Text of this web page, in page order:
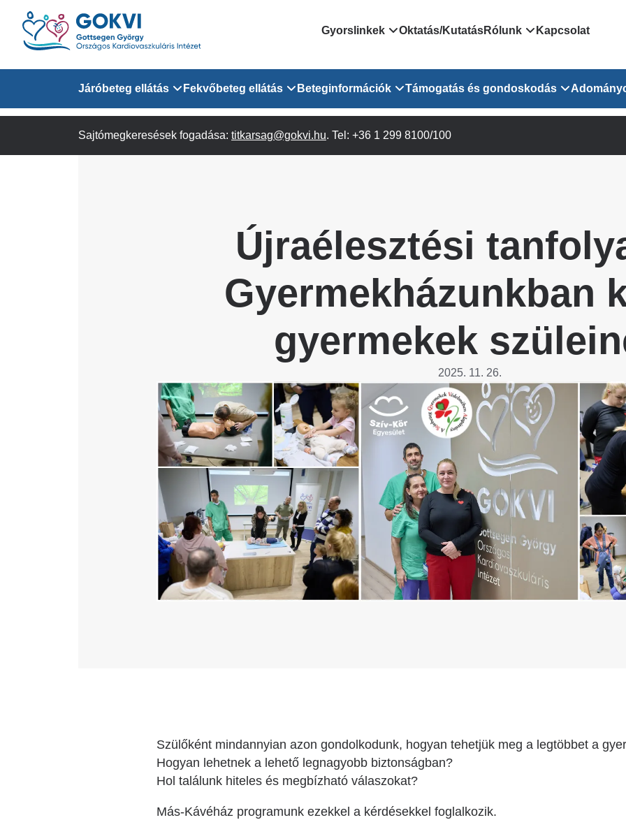
Ugrás
tartalomra
Domain
menu
for
GOKVI
Gyorslinkek
Országos Online Várólista
EESZT - Egészségablak
Egységes alapellátási ügyeleti
rendszer
Háziorvosi körzetek Pest
vármegyére vonatkozóan
Patika ügyeleti link Pest
vármegyére vonatkozóan
Egészségértés
Nemzeti szívinfarktus regiszter
Oktatás/KutatásRólunk
Rendezvényeink
Közérdekű adatok
Kapcsolat
Domain
menu
Járóbeteg ellátás
Járóbeteg Információk
Fekvőbeteg ellátás
Felnőtt Kardiológiai Osztály
Felnőtt Kardiovaszkuláris ITO
Felnőtt Szív- és Érsebészet
Sürgősségi Betegellátó Osztály
Katéter Terápiás Osztály
Kardiológiai Képalkotó Osztály
Radiológiai Osztály
Beteginformációk
Orvosaink
lekérése
kikérő lap
Látogatóknak
Szolgáltatásaink
A szív atlasza
Támogatás és gondoskodás
Pszichológusok
felnőtt betegeinknek
Szociális munkás
Rehabilitáció Füreden
Sajtómegkeresések fogadása: titkarsag@gokvi.hu. Tel: +36 1 299 8100/100
Újraélesztési
Gyermekházunkban
gyermekek
2025. 11. 26.
Image
Szülőként mindannyian azon gondolkodunk, hogyan tehetjük meg a legtöbbet a
Hogyan lehetnek a lehető legnagyobb biztonságban?
Hol találunk hiteles és megbízható válaszokat?
Más-Kávéház programunk ezekkel a kérdésekkel foglalkozik.